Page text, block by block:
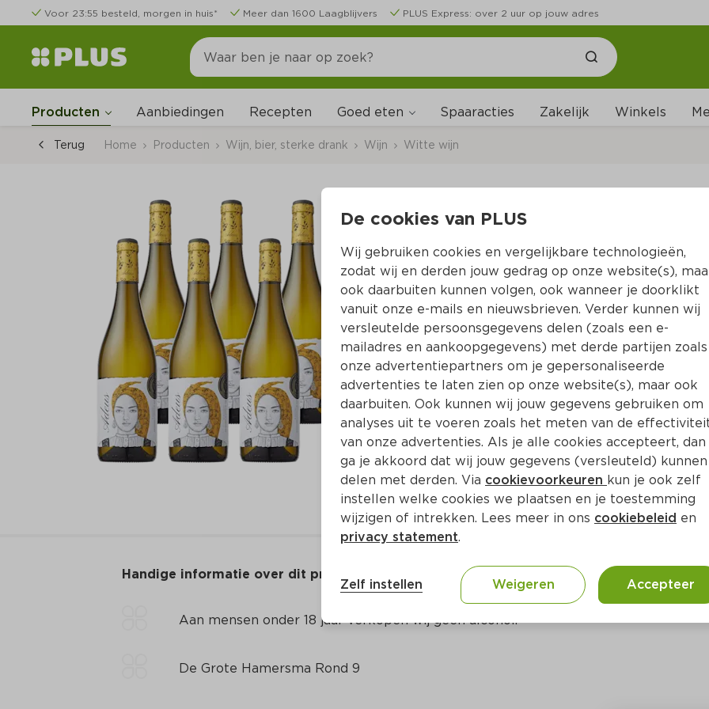
Voor 23:55 besteld, morgen in huis* Meer dan 1600 Laagblijvers PLUS Express: over 2 uur op jouw adres
Producten Aanbiedingen Recepten Goed eten Spaaracties Zakelijk Winkels
Terug Home Producten Wijn, bier, sterke drank Wijn Witte wijn
Adeus Treixadura &
Per Doos 4500 ml  (per liter €11.72)
52.74
Toevoegen
Handige informatie over dit product
Aan mensen onder 18 jaar verkopen wij geen alcohol.
De Grote Hamersma Rond 9
De cookies van PLUS
Wij gebruiken cookies en vergelijkbare technologieën,
zodat wij en derden jouw gedrag op onze website(s),
ook daarbuiten kunnen volgen, ook wanneer je doorklikt
vanuit onze e-mails en nieuwsbrieven. Verder kunnen wij
versleutelde persoonsgegevens delen (zoals een e-
mailadres en aankoopgegevens) met derde partijen zoals
onze advertentiepartners om je gepersonaliseerde
advertenties te laten zien op onze website(s), maar ook
daarbuiten. Ook kunnen wij jouw gegevens gebruiken om
analyses uit te voeren zoals het meten van de
van onze advertenties. Als je alle cookies accepteert, dan
ga je akkoord dat wij jouw gegevens (versleuteld) kunnen
delen met derden. Via cookievoorkeuren kun je ook zelf
instellen welke cookies we plaatsen en je toestemming
wijzigen of intrekken. Lees meer in ons cookiebeleid en
privacy statement.
Zelf instellen Weigeren Accepteer